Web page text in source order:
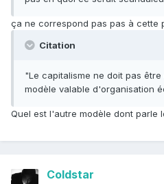
ça ne correspond pas pas à cette
Citation
"Le capitalisme ne doit pas
modèle valable d'organisation
Quel est l'autre modèle dont parle
Coldstar